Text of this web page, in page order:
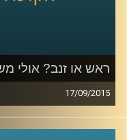
ראש או זנב? אולי
17/09/2015
דוקטור גבריאלה